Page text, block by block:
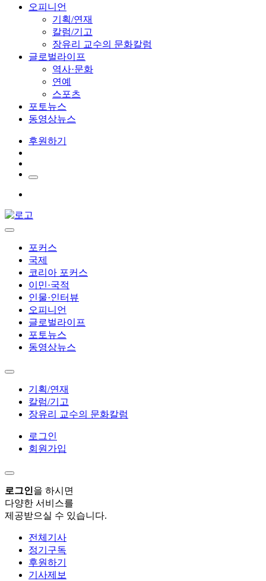
오피니언
기획/연재
칼럼/기고
장유리 교수의 문화칼럼
글로벌라이프
역사·문화
연예
스포츠
포토뉴스
동영상뉴스
후원하기
포커스
국제
코리아 포커스
이민·국적
인물·인터뷰
오피니언
글로벌라이프
포토뉴스
동영상뉴스
기획/연재
칼럼/기고
장유리 교수의 문화칼럼
로그인
회원가입
로그인을 하시면
다양한 서비스를
제공받으실 수 있습니다.
전체기사
정기구독
후원하기
기사제보